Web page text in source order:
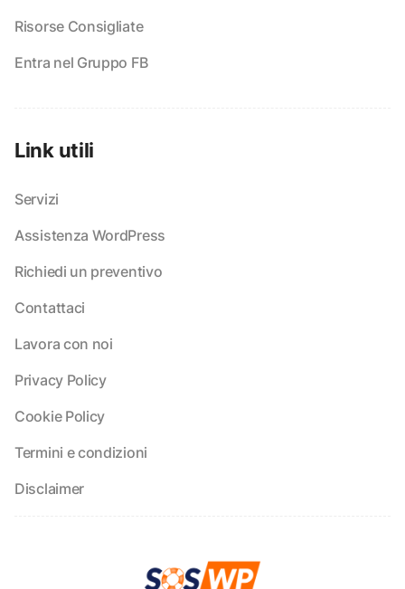
Risorse Consigliate
Entra nel Gruppo FB
Link utili
Servizi
Assistenza WordPress
Richiedi un preventivo
Contattaci
Lavora con noi
Privacy Policy
Cookie Policy
Termini e condizioni
Disclaimer